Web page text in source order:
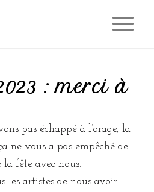
: merci à
pas échappé à l’orage, la
ne vous a pas empêché de
fête avec nous.
les artistes de nous avoir